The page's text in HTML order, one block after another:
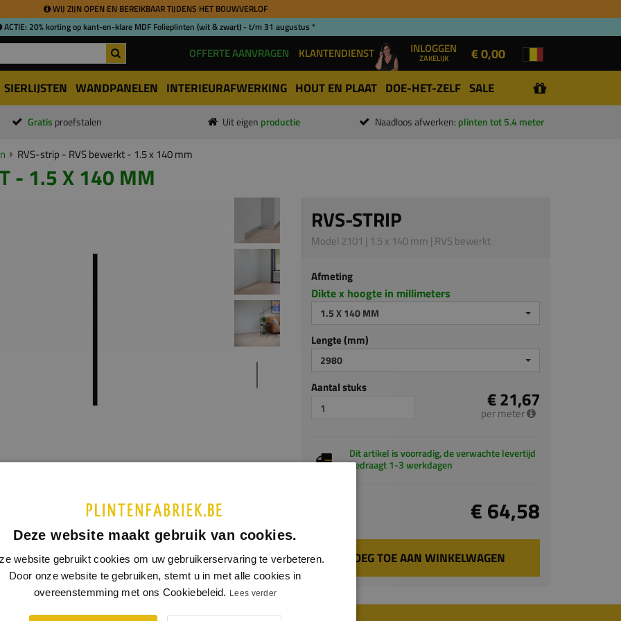
WIJ ZIJN OPEN EN BEREIKBAAR TIJDENS HET BOUWVERLOF
ACTIE: 20% korting op kant-en-klare MDF Folieplinten (wit & zwart) - t/m 31 augustus *
OFFERTE AANVRAGEN KLANTENDIENST INLOGGEN
ZAKELIJK € 0,00
SIERLIJSTEN WANDPANELEN INTERIEURAFWERKING HOUT EN PLAAT DOE-HET-ZELF SALE
Gratis proefstalen Uit eigen productie Naadloos afwerken: plinten tot 5.4 meter
RVS-strip - RVS bewerkt - 1.5 x 140 mm
- 1.5 X 140 MM
SPECIFICATIES
strip is gemaakt van RVS. RVS is een extreem sterk materiaal
standaard geborsteld geleverd.
RVS-STRIP
Model 2101 | 1.5 x 140 mm | RVS bewerkt
Afmeting
Dikte x hoogte in millimeters
1.5 X 140 MM
Lengte (mm)
2980
Aantal stuks € 21,67
per meter
Dit artikel is voorradig, de verwachte levertijd
bedraagt 1-3 werkdagen
€ 64,58
VOEG TOE AAN WINKELWAGEN
Deze website maakt gebruik van cookies.
website gebruikt cookies om uw gebruikerservaring te verbeteren.
Door onze website te gebruiken, stemt u in met alle cookies in
overeenstemming met ons Cookiebeleid. Lees verder